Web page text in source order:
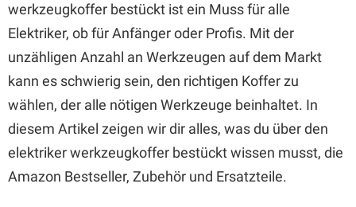
werkzeugkoffer bestückt ist ein Muss für alle
Elektriker, ob für Anfänger oder Profis. Mit der
unzähligen Anzahl an Werkzeugen auf dem Markt
kann es schwierig sein, den richtigen Koffer zu
wählen, der alle nötigen Werkzeuge beinhaltet. In
diesem Artikel zeigen wir dir alles, was du über den
elektriker werkzeugkoffer bestückt wissen musst, die
Amazon Bestseller, Zubehör und Ersatzteile.